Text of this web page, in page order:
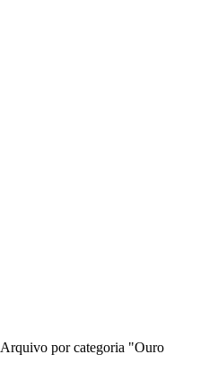
Arquivo por categoria "Ouro